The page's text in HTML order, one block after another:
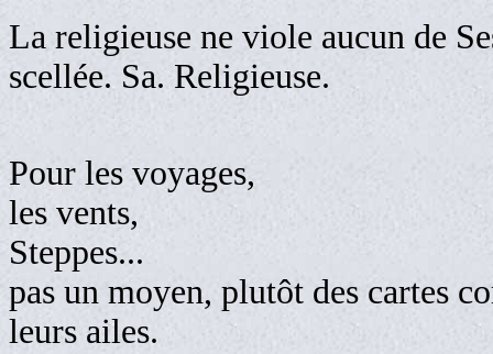
La religieuse ne viole aucun de
scellée. Sa. Religieuse.
Pour les voyages,
les
Steppes...
pas un moyen, plutôt des cartes
leurs ailes.